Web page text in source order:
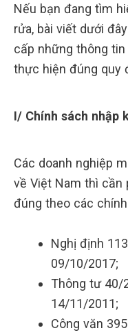
Nếu bạn đang tìm
rửa, bài viết dưới đây
cấp những thông
thực hiện đúng quy
I/ Chính sách nhập
Các doanh nghiệp
về Việt Nam thì
đúng theo các
Nghị định
09/10/2017;
Thông tư 40/
14/11/2011;
Công văn